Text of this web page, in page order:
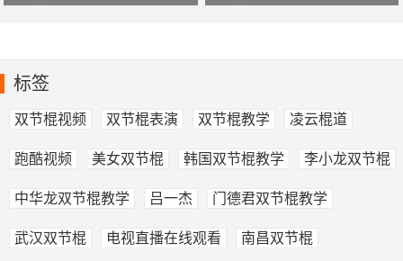
标签
双节棍视频 双节棍表演 双节棍教学 凌云棍道
跑酷视频 美女双节棍 韩国双节棍教学 李小龙双节棍
中华龙双节棍教学 吕一杰 门德君双节棍教学
武汉双节棍 电视直播在线观看 南昌双节棍